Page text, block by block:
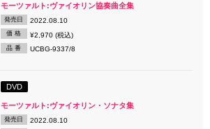
モーツァルト:ヴァイオリン協奏曲全集
発売日 2022.08.10
価 格 ¥2,970 (税込)
品 番 UCBG-9337/8
DVD
モーツァルト:ヴァイオリン・ソナタ集
発売日 2022.08.10